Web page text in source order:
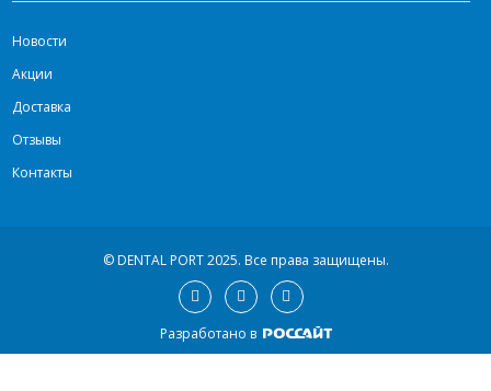
Новости
Акции
Доставка
Отзывы
Контакты
© DENTAL PORT 2025. Все права защищены.
Разработано в